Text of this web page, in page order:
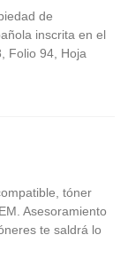
de
inscrita en el
Folio 94, Hoja
tóner
Asesoramiento
te saldrá lo